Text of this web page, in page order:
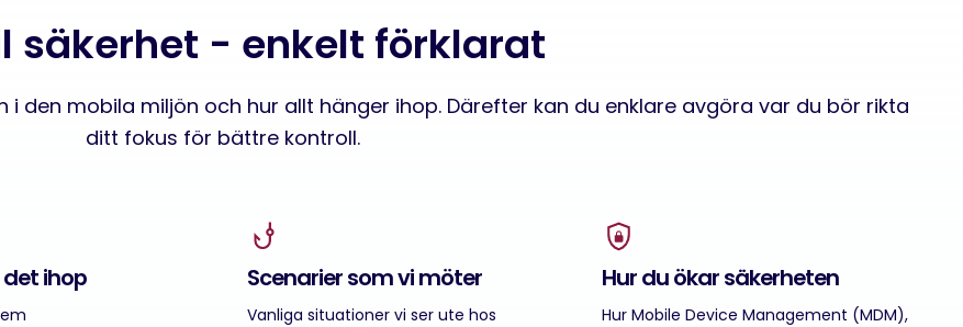
säkerhet - enkelt förklarat
den mobila miljön och hur allt hänger ihop. Därefter kan du enklare avgöra var du bör rikta
ditt fokus för bättre kontroll.
ihop Scenarier som vi möter
Vanliga situationer vi ser ute hos
Hur du ökar säkerheten
Hur Mobile Device Management (MDM),